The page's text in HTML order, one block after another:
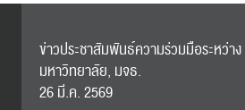
ข่าวประชาสัมพันธ์ความร่วมมือระหว่าง
มหาวิทยาลัย, มจธ.
26 มี.ค. 2569